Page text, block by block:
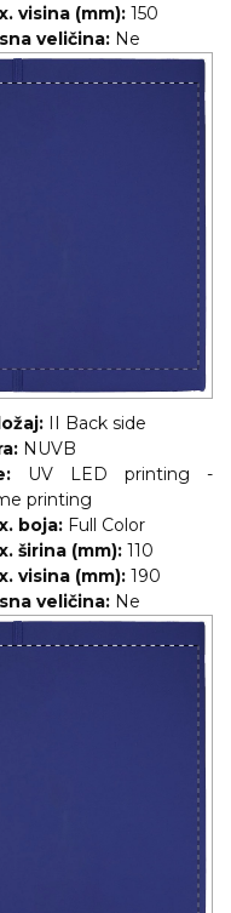
visina (mm): 150
veličina: Ne
II Back side
NUVB
UV LED printing -
printing
boja: Full Color
širina (mm): 110
visina (mm): 190
veličina: Ne